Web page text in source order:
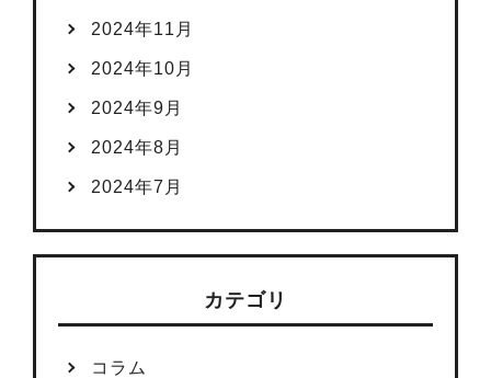
2024年11月
2024年10月
2024年9月
2024年8月
2024年7月
カテゴリ
コラム